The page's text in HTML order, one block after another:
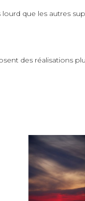
que les autres
des réalisations